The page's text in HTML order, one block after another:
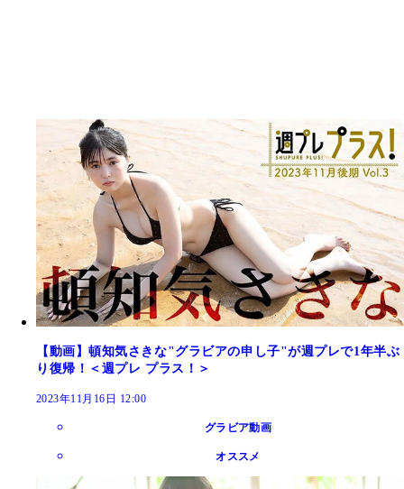
【動画】頓知気さきな"グラビアの申し子"が週プレで1年半ぶ
り復帰！＜週プレ プラス！＞
2023年11月16日 12:00
グラビア動画
オススメ